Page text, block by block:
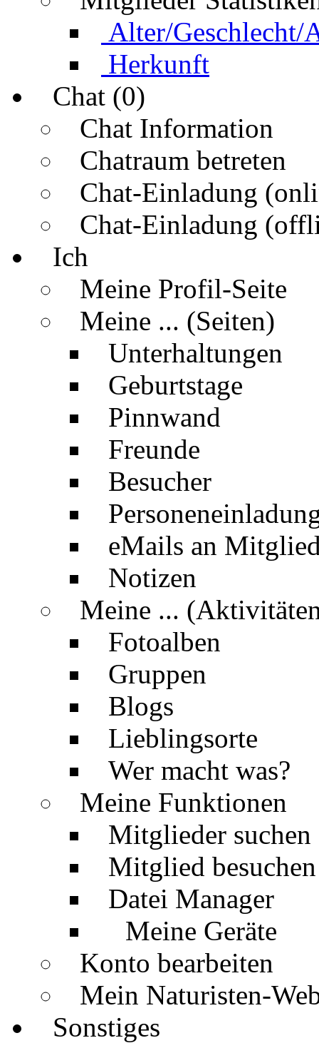
Alter/Geschlecht/
Herkunft
Chat (0)
Chat Information
Chatraum betreten
Chat-Einladung
Chat-Einladung
Ich
Meine Profil-Seite
Meine ... (Seiten)
Unterhaltungen
Geburtstage
Pinnwand
Freunde
Besucher
eMails an
Notizen
Meine ...
Fotoalben
Gruppen
Blogs
Lieblingsorte
Wer macht was?
Meine Funktionen
Mitglieder suchen
Mitglied besuchen
Datei Manager
Meine Geräte
Konto bearbeiten
Mein Naturisten-
Sonstiges